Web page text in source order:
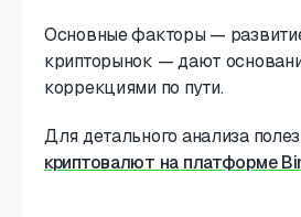
Основные факторы —
крипторынок — дают
коррекциями по пути.
Для детального анализа
криптовалют на платформе